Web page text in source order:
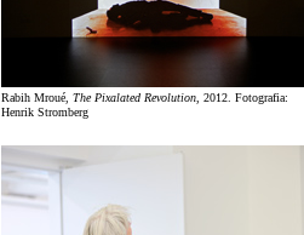
Rabih Mroué, The Pixalated Revolution , 2012. Fotografia:
Henrik Stromberg